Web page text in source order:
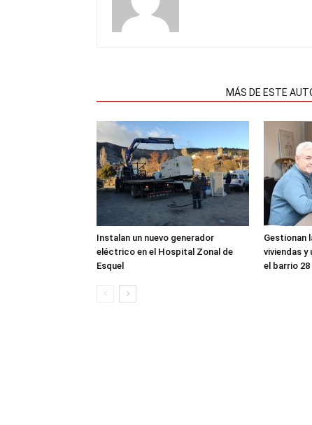
MÁS DE ESTE
Instalan un nuevo generador
eléctrico en el Hospital Zonal de
Esquel
Gestionan
viviendas y
el barrio